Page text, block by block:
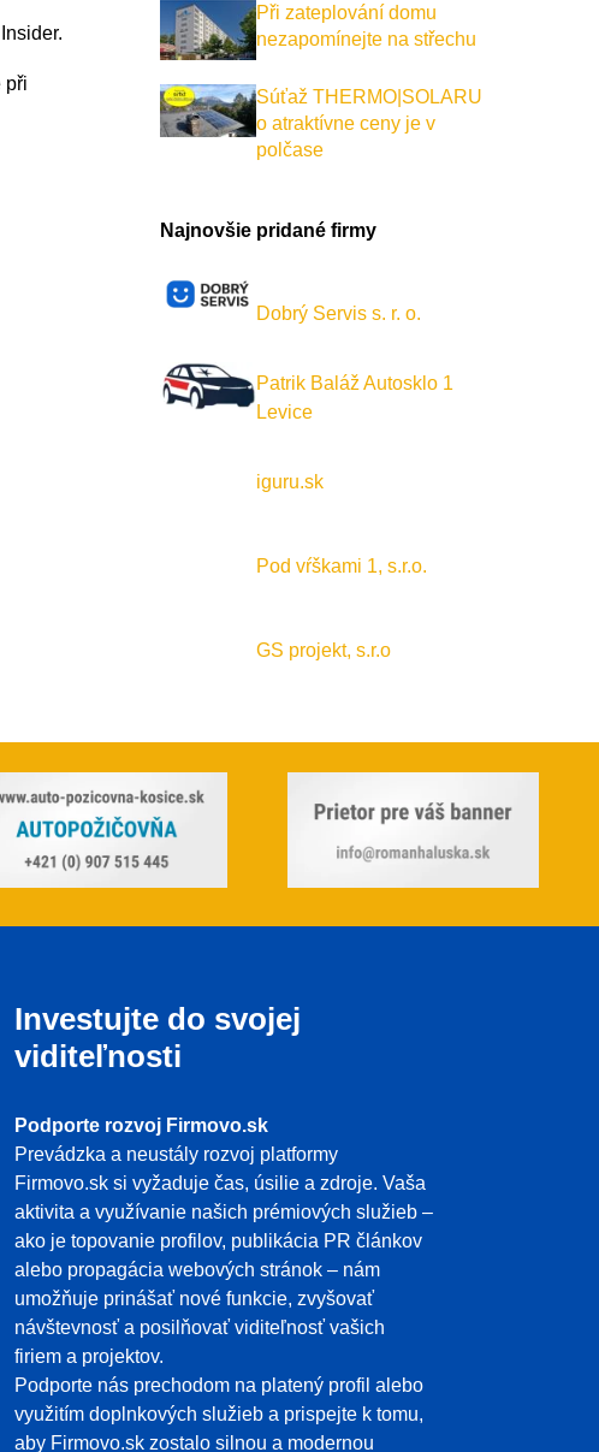
při
Při zateplování domu
nezapomínejte na střechu
Súťaž THERMO|SOLARU
o atraktívne ceny je v
polčase
Najnovšie pridané firmy
Dobrý Servis s. r. o.
Patrik Baláž Autosklo 1
Levice
iguru.sk
Pod vŕškami 1, s.r.o.
GS projekt, s.r.o
Investujte do svojej
viditeľnosti
Podporte rozvoj Firmovo.sk
Prevádzka a neustály rozvoj platformy
Firmovo.sk si vyžaduje čas, úsilie a zdroje. Vaša
aktivita a využívanie našich prémiových služieb –
ako je topovanie profilov, publikácia PR článkov
alebo propagácia webových stránok – nám
umožňuje prinášať nové funkcie, zvyšovať
návštevnosť a posilňovať viditeľnosť vašich
firiem a projektov.
Podporte nás prechodom na platený profil alebo
využitím doplnkových služieb a prispejte k tomu,
aby Firmovo.sk zostalo silnou a modernou